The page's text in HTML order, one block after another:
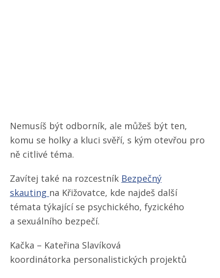
Nemusíš být odborník, ale můžeš být ten,
komu se holky a kluci svěří, s kým otevřou pro
ně citlivé téma.
Zavítej také na rozcestník Bezpečný
skauting na Křižovatce, kde najdeš další
témata týkající se psychického, fyzického
a sexuálního bezpečí.
Kačka – Kateřina Slavíková
koordinátorka personalistických projektů